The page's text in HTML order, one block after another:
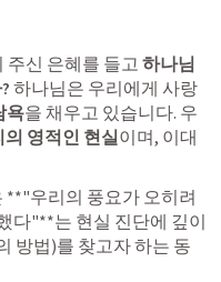
주신 은혜를 들고 하나님
하나님은 우리에게 사랑
욕을 채우고 있습니다. 우
영적인 현실이며, 이대
**"우리의 풍요가 오히려
다"**는 현실 진단에 깊이
방법)를 찾고자 하는 동